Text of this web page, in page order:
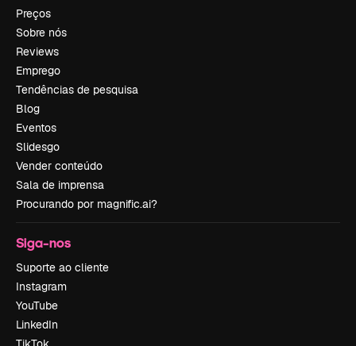
Preços
Sobre nós
Reviews
Emprego
Tendências de pesquisa
Blog
Eventos
Slidesgo
Vender conteúdo
Sala de imprensa
Procurando por magnific.ai?
Siga-nos
Suporte ao cliente
Instagram
YouTube
LinkedIn